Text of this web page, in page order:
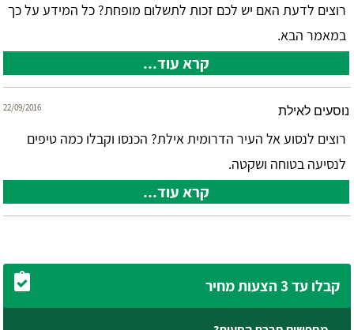
רוצים לדעת האם יש לכם זכות לתשלום מופחת? כל המידע על כך
במאמר הבא.
קרא עוד...
נוסעים לאילת 22/09/2016
רוצים לנסוע אל העיר הדרומית אילת? הכנסו וקבלו כמה טיפים
לנסיעה בטוחה ושקטה.
קרא עוד...
קבלו עד 3 הצעות מחיר